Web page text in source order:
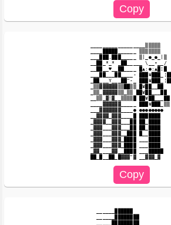
__________________▒▒▒▒▒
____█████______ ▒▒▒▒▒▒▒
___███.███_____ ▒|_●_●_|▒
__██_*_* _██_____ \__•__/
__██__♥__██____ █▲:●:▲█¦█
___██___██____- ███¥███_¦██
_██___Y___██"-_ ███¥███_¦██
_▒▒▓▓▓▓▓▓▒▒██▒▒ █¥██__██
_▒▒_▓▓▓▓▓▒▒_▒▒ ██¥██___██
__▒▒_▓░▓__▒▒▒▒█ ██¥██___██
____▓▓▓▓▓▓_____ ███¥███_▒▒
___▓▓▓▓▓▓▓____● ●●●●●●●●
__▓▓▓▓_▓▓▓____█ ███████
_▓▓▓▓__▓▓▓___██ ██_████
_▓▓▓___▓▓▓___██ ██_████
_▓▓▓___▓▓▓__███ █__████
_▓▓▓___▓▓▓_████ ___████
_▓▓▓___▓▓▓_████ ___████
_▓▓____▓▓__████ ___█████